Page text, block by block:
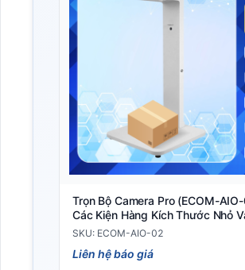
Trọn Bộ Camera Pro (ECOM-
Các Kiện Hàng Kích Thước Nhỏ
SKU: ECOM-AIO-02
Liên hệ báo giá